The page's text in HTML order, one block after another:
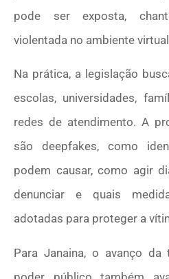
pode ser exposta,
violentada no ambiente
Na prática, a legislação
escolas, universidades,
redes de atendimento. A
são deepfakes, como
podem causar, como agir
denunciar e quais
adotadas para proteger a
Para Janaina, o avanço